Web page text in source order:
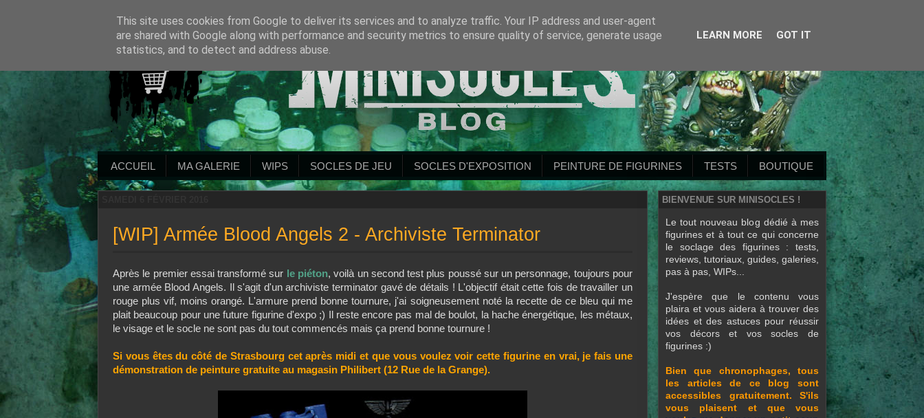
ACCUEIL MA GALERIE WIPS SOCLES DE JEU SOCLES D'EXPOSITION PEINTURE DE FIGURINES TESTS BOUTIQUE
[WIP] Armée Blood Angels 2 - Archiviste Terminator
Après le premier essai transformé sur le piéton, voilà un second test plus poussé sur un personnage, toujours pour
une armée Blood Angels. Il s'agit d'un archiviste terminator gavé de détails ! L'objectif était cette fois de travailler un
rouge plus vif, moins orangé. L'armure prend bonne tournure, j'ai soigneusement noté la recette de ce bleu qui me
plait beaucoup pour une future figurine d'expo ;) Il reste encore pas mal de boulot, la hache énergétique, les métaux,
le visage et le socle ne sont pas du tout commencés mais ça prend bonne tournure !
Si vous êtes du côté de Strasbourg cet après midi et que vous voulez voir cette figurine en vrai, je fais une
démonstration de peinture gratuite au magasin Philibert (12 Rue de la Grange).
BIENVENUE SUR MINISOCLES !
Le tout nouveau blog dédié à mes
figurines et à tout ce qui concerne
le soclage des figurines : tests,
reviews, tutoriaux, guides, galeries,
pas à pas, WIPs...
J'espère que le contenu vous
plaira et vous aidera à trouver des
idées et des astuces pour réussir
vos décors et vos socles de
figurines :)
Bien que chronophages, tous
les articles de ce blog sont
accessibles gratuitement. S'ils
vous plaisent et que vous
This site uses cookies from Google to deliver its services and to analyze traffic. Your IP address and user-agent
are shared with Google along with performance and security metrics to ensure quality of service, generate usage
statistics, and to detect and address abuse.
LEARN MORE GOT IT